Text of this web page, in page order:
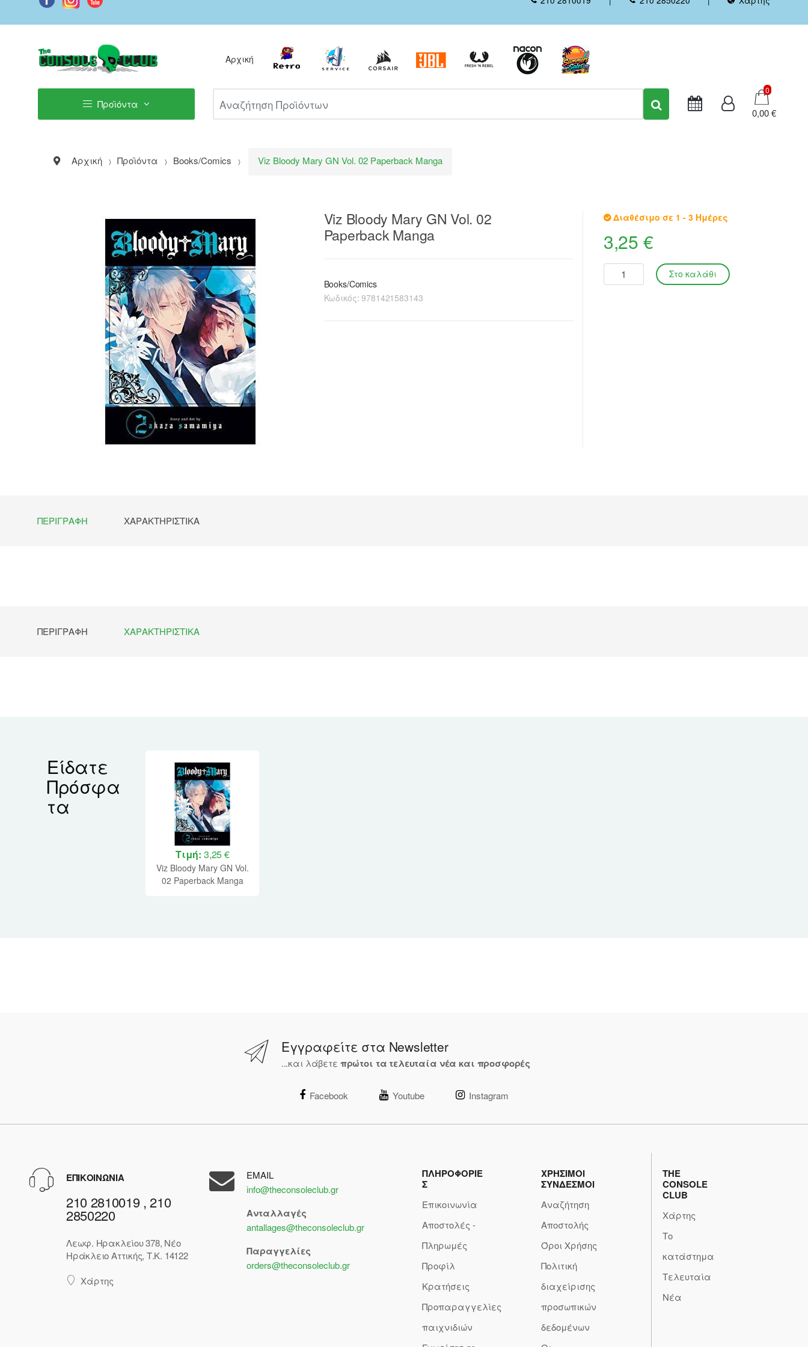
Αρχική
Προϊόντα
Καλάθι
0
0,00 €
Αρχική Προϊόντα Books/Comics Viz Bloody Mary GN Vol. 02 Paperback Manga
Viz Bloody Mary GN Vol. 02
Paperback Manga
Books/Comics
Κωδικός:9781421583143
Διαθέσιμο σε 1 - 3 Ημέρες
3,25 €
ΠΕΡΙΓΡΑΦΉ ΧΑΡΑΚΤΗΡΙΣΤΙΚΆ
ΠΕΡΙΓΡΑΦΉ ΧΑΡΑΚΤΗΡΙΣΤΙΚΆ
Είδατε
Πρόσφα
τα
Τιμή: 3,25 €
Viz Bloody Mary GN Vol.
02 Paperback Manga
Εγγραφείτε στα Newsletter
...και λάβετε πρώτοι τα τελευταία νέα και προσφορές
Facebook Youtube Instagram
ΕΠΙΚΟΙΝΩΝΙΑ
210 2810019 , 210
2850220
Λεωφ. Ηρακλείου 378, Νέο
Ηράκλειο Αττικής, Τ.Κ. 14122
Χάρτης
EMAIL
info@theconsoleclub.gr
Ανταλλαγές
antallages@theconsoleclub.gr
Παραγγελίες
orders@theconsoleclub.gr
ΠΛΗΡΟΦΟΡΙΕ
Σ
Επικοινωνία
Αποστολές -
Πληρωμές
Προφίλ
Κρατήσεις
Προπαραγγελίες
παιχνιδιών
ΧΡΗΣΙΜΟΙ
ΣΥΝΔΕΣΜΟΙ
Αναζήτηση
Αποστολής
Όροι Χρήσης
Πολιτική
διαχείρισης
προσωπικών
δεδομένων
THE
CONSOLE
CLUB
Χάρτης
Το
κατάστημα
Τελευταία
Νέα